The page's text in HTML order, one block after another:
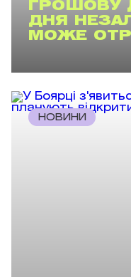
ГРОШОВУ
ДНЯ
МОЖЕ
НОВИНИ